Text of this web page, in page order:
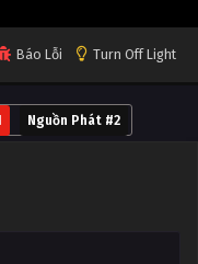
Báo Lỗi Turn Off Light
Nguồn Phát #2